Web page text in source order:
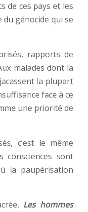
de ces pays et les
du génocide qui se
rapports de
malades dont la
la plupart
face à ce
une priorité de
c’est le même
consciences sont
la paupérisation
Les hommes